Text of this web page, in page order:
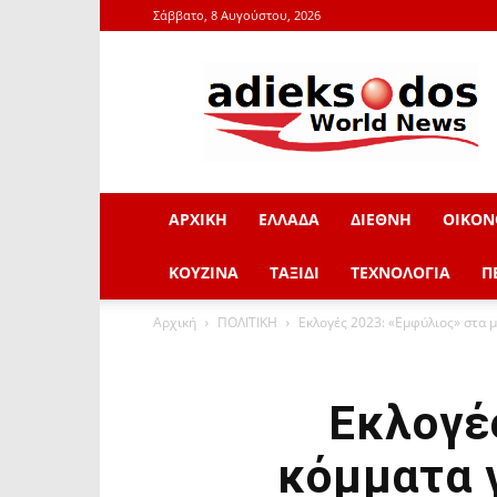
Σάββατο, 8 Αυγούστου, 2026
adieksodos.gr
ΑΡΧΙΚΗ ΕΛΛΑΔΑ ΔΙΕΘΝΗ
ΚΟΥΖΙΝΑ ΤΑΞΙΔΙ ΤΕΧΝΟΛΟΓΙΑ
Αρχική ΠΟΛΙΤΙΚΗ Εκλογές 2023: «Εμφύλιος» στα
κόμματα